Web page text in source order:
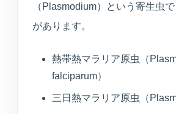
（Plasmodium）という寄生虫
があります。
熱帯熱マラリア原虫（
falciparum）
三日熱マラリア原虫（